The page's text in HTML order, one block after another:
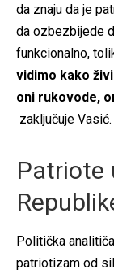
da znaju da je
da ozbezbijede
funkcionalno,
vidimo kako
oni rukovode,
zaključuje Vasić.
Patriote
Politička
patriotizam od